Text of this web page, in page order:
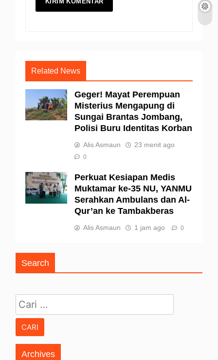
Related News
Geger! Mayat Perempuan
Misterius Mengapung di
Sungai Brantas Jombang,
Polisi Buru Identitas Korban
Alis Asmaun 23 menit ago
0
Perkuat Kesiapan Medis
Muktamar ke-35 NU, YANMU
Serahkan Ambulans dan Al-
Qur’an ke Tambakberas
Alis Asmaun 1 jam ago 0
Search
Archives